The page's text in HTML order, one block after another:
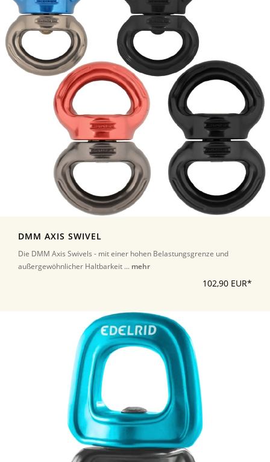
DMM AXIS SWIVEL
Die DMM Axis Swivels - mit einer hohen Belastungsgrenze und
außergewöhnlicher Haltbarkeit ... mehr
102,90 EUR*